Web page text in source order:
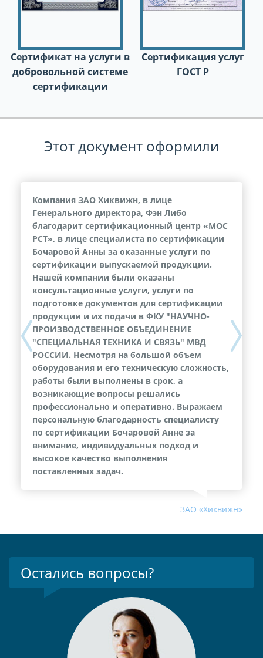
Сертификат на услуги в
добровольной системе
сертификации
Сертификация услуг
ГОСТ Р
Этот документ оформили
Компания ЗАО Хиквижн, в лице
Генерального директора, Фэн Либо
благодарит сертификационный центр «МОС
РСТ», в лице специалиста по сертификации
Бочаровой Анны за оказанные услуги по
сертификации выпускаемой продукции.
Нашей компании были оказаны
консультационные услуги, услуги по
подготовке документов для сертификации
продукции и их подачи в ФКУ "НАУЧНО-
ПРОИЗВОДСТВЕННОЕ ОБЪЕДИНЕНИЕ
"СПЕЦИАЛЬНАЯ ТЕХНИКА И СВЯЗЬ" МВД
РОССИИ. Несмотря на большой объем
оборудования и его техническую сложность,
работы были выполнены в срок, а
возникающие вопросы решались
профессионально и оперативно. Выражаем
персональную благодарность специалисту
по сертификации Бочаровой Анне за
внимание, индивидуальных подход и
высокое качество выполнения
поставленных задач.
ЗАО «Хиквижн»
Next
Остались вопросы?